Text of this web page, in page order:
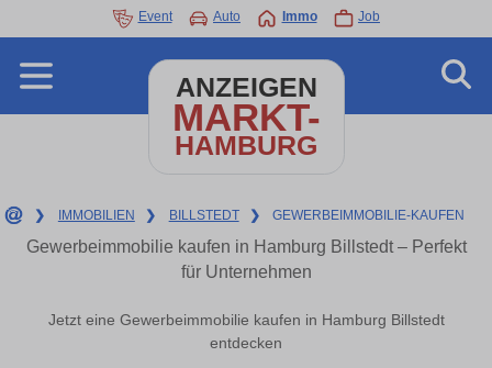
Event Auto Immo Job
ANZEIGEN
MARKT-
HAMBURG
❯ IMMOBILIEN ❯ BILLSTEDT ❯ GEWERBEIMMOBILIE-KAUFEN
Gewerbeimmobilie kaufen in Hamburg Billstedt – Perfekt
für Unternehmen
Jetzt eine Gewerbeimmobilie kaufen in Hamburg Billstedt
entdecken